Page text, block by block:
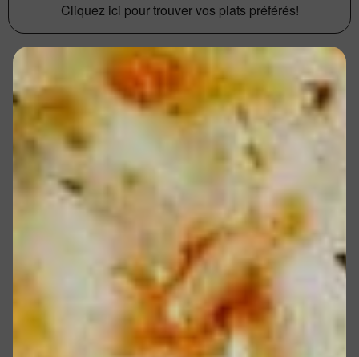
Cliquez ici pour trouver vos plats préférés!